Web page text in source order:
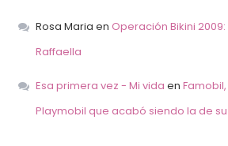
Rosa Maria en Operación Bikini
Raffaella
Esa primera vez - Mi vida en
Playmobil que acabó siendo la de